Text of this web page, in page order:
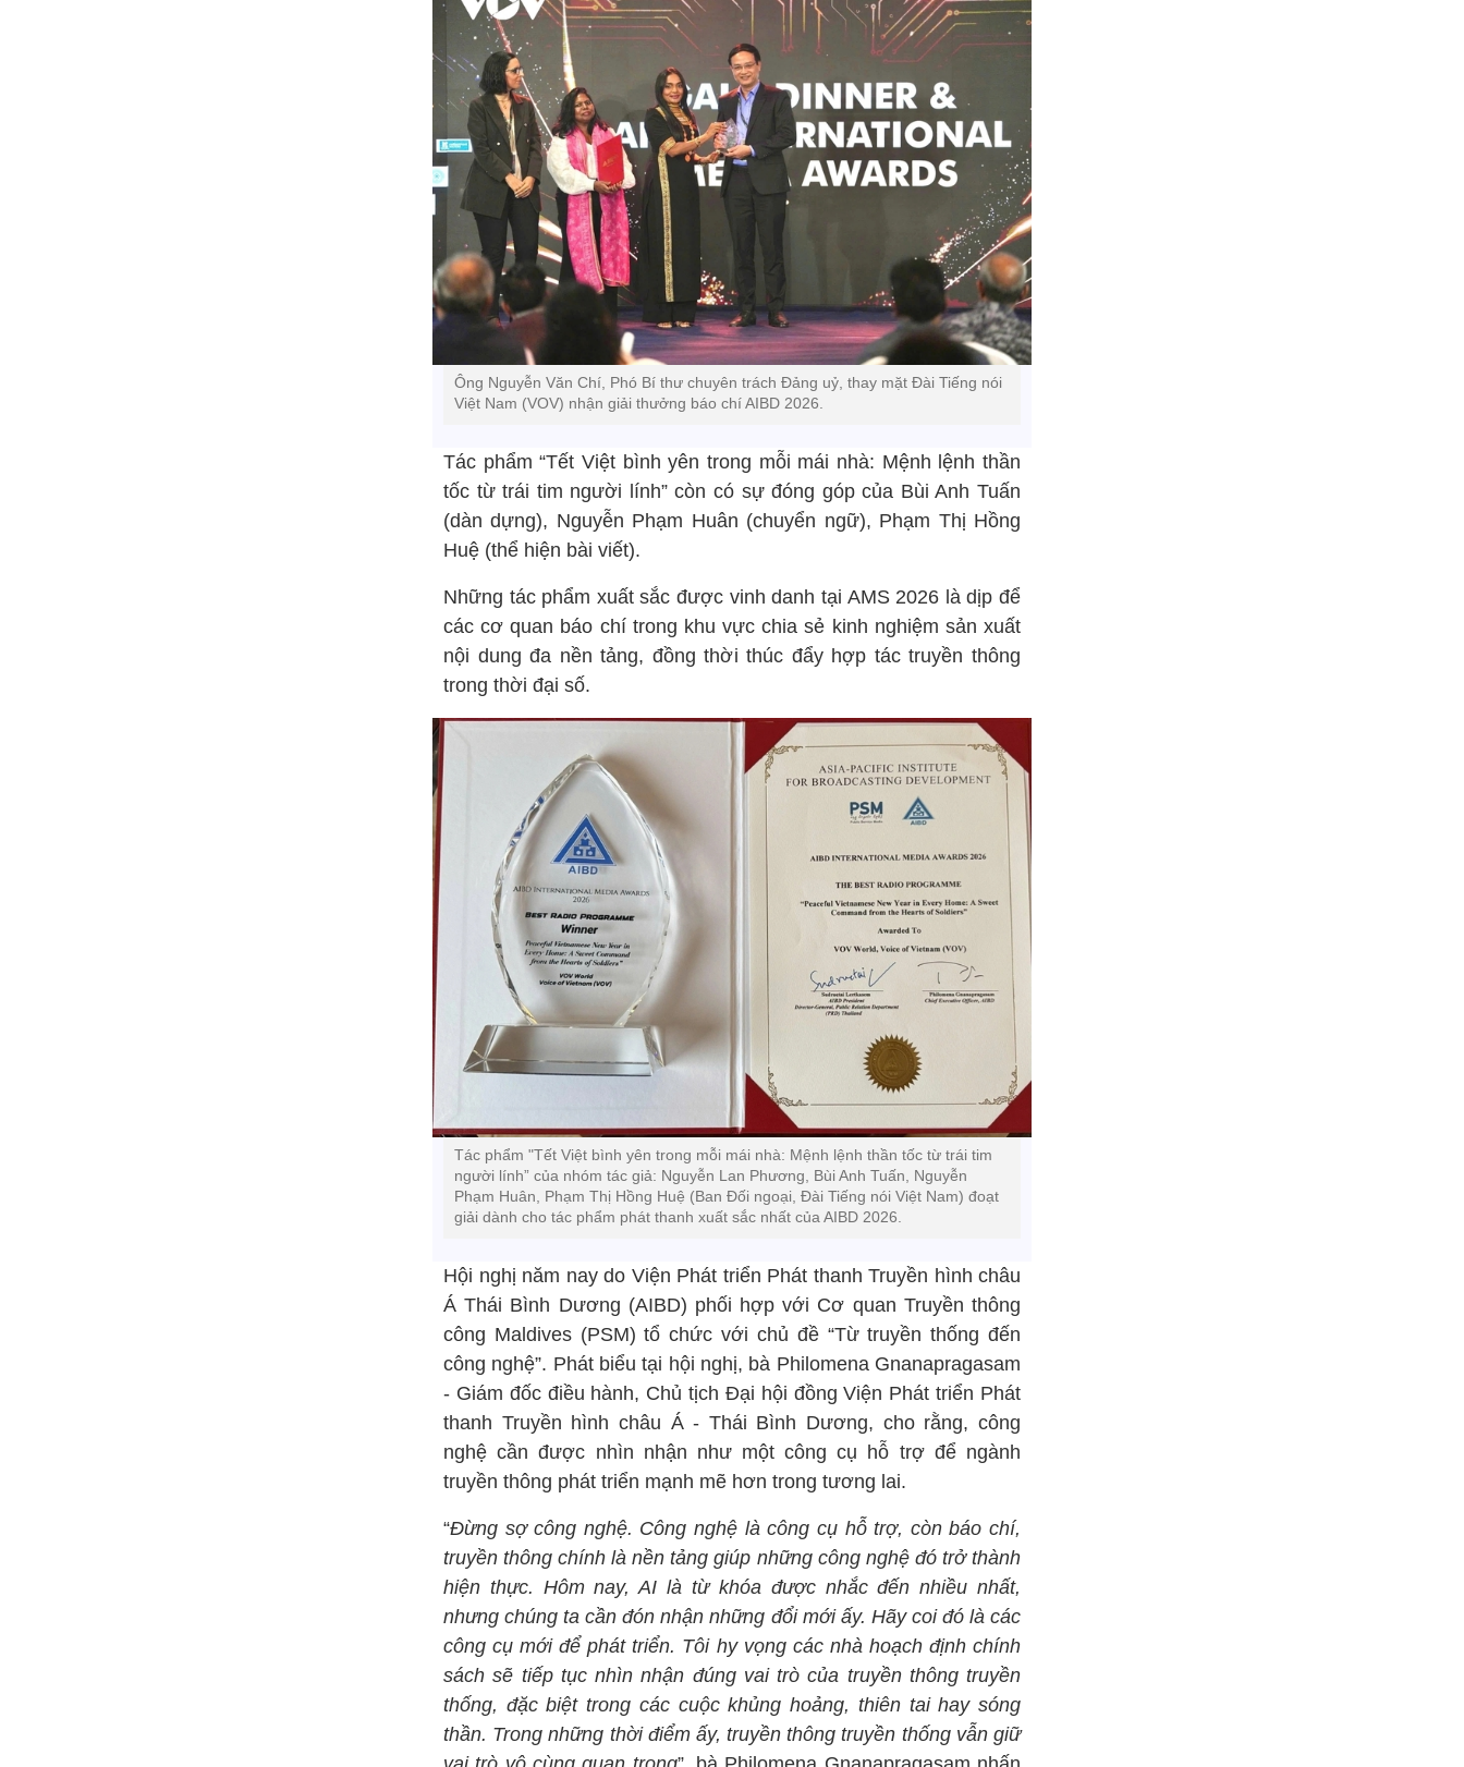
Ông Nguyễn Văn Chí, Phó Bí thư chuyên trách Đảng uỷ, thay mặt Đài Tiếng nói
Việt Nam (VOV) nhận giải thưởng báo chí AIBD 2026.
Tác phẩm “Tết Việt bình yên trong mỗi mái nhà: Mệnh lệnh thần
tốc từ trái tim người lính” còn có sự đóng góp của Bùi Anh Tuấn
(dàn dựng), Nguyễn Phạm Huân (chuyển ngữ), Phạm Thị Hồng
Huệ (thể hiện bài viết).
Những tác phẩm xuất sắc được vinh danh tại AMS 2026 là dịp để
các cơ quan báo chí trong khu vực chia sẻ kinh nghiệm sản xuất
nội dung đa nền tảng, đồng thời thúc đẩy hợp tác truyền thông
trong thời đại số.
Tác phẩm "Tết Việt bình yên trong mỗi mái nhà: Mệnh lệnh thần tốc từ trái tim
người lính” của nhóm tác giả: Nguyễn Lan Phương, Bùi Anh Tuấn, Nguyễn
Phạm Huân, Phạm Thị Hồng Huệ (Ban Đối ngoại, Đài Tiếng nói Việt Nam) đoạt
giải dành cho tác phẩm phát thanh xuất sắc nhất của AIBD 2026.
Hội nghị năm nay do Viện Phát triển Phát thanh Truyền hình châu
Á Thái Bình Dương (AIBD) phối hợp với Cơ quan Truyền thông
công Maldives (PSM) tổ chức với chủ đề “Từ truyền thống đến
công nghệ”. Phát biểu tại hội nghị, bà Philomena Gnanapragasam
- Giám đốc điều hành, Chủ tịch Đại hội đồng Viện Phát triển Phát
thanh Truyền hình châu Á - Thái Bình Dương, cho rằng, công
nghệ cần được nhìn nhận như một công cụ hỗ trợ để ngành
truyền thông phát triển mạnh mẽ hơn trong tương lai.
“Đừng sợ công nghệ. Công nghệ là công cụ hỗ trợ, còn báo chí,
truyền thông chính là nền tảng giúp những công nghệ đó trở thành
hiện thực. Hôm nay, AI là từ khóa được nhắc đến nhiều nhất,
nhưng chúng ta cần đón nhận những đổi mới ấy. Hãy coi đó là các
công cụ mới để phát triển. Tôi hy vọng các nhà hoạch định chính
sách sẽ tiếp tục nhìn nhận đúng vai trò của truyền thông truyền
thống, đặc biệt trong các cuộc khủng hoảng, thiên tai hay sóng
thần. Trong những thời điểm ấy, truyền thông truyền thống vẫn giữ